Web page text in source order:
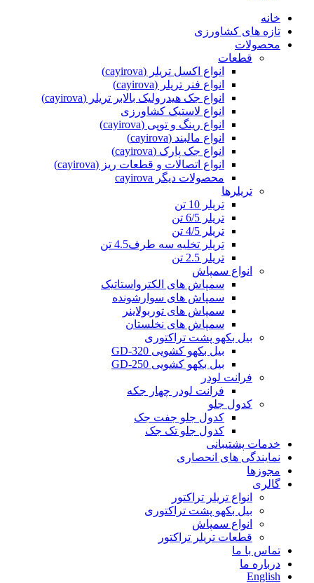
خانه
تازه های کشاورزی
محصولات
قطعات
انواع اکسل تریلر (cayirova)
انواع فنر تریلر (cayirova)
انواع جک هیدرولیک بالابر تریلر (cayirova)
انواع لاستیک کشاورزی
انواع رینگ و توپی (cayirova)
انواع مالبند (cayirova)
انواع جک پارک (cayirova)
انواع اتصالات و قطعات ریز (cayirova)
محصولات دیگر cayirova
تریلرها
تریلر 10 تن
تریلر 6/5 تن
تریلر 4/5 تن
تریلر تخلیه سه طرف4.5 تن
تریلر 2.5 تن
انواع سمپاش
سمپاش های الکترواستاتیک
سمپاش های سوارشونده
سمپاش های توربولاینر
سمپاش های نخلستان
بیل بکهو پشت تراکتوری
بیل بکهو کشویی GD-320
بیل بکهو کشویی GD-250
فرانت لودر
فرانت لودر چهار جکه
کدول جلو
کدول جلو جفت جک
کدول جلو تک جک
خدمات پشتیبانی
نمایندگی های انحصاری
مجوزها
گالری
انواع تریلر تراکتور
بیل بکهو پشت تراکتوری
انواع سمپاش
قطعات تریلر تراکتور
تماس با ما
درباره ما
English